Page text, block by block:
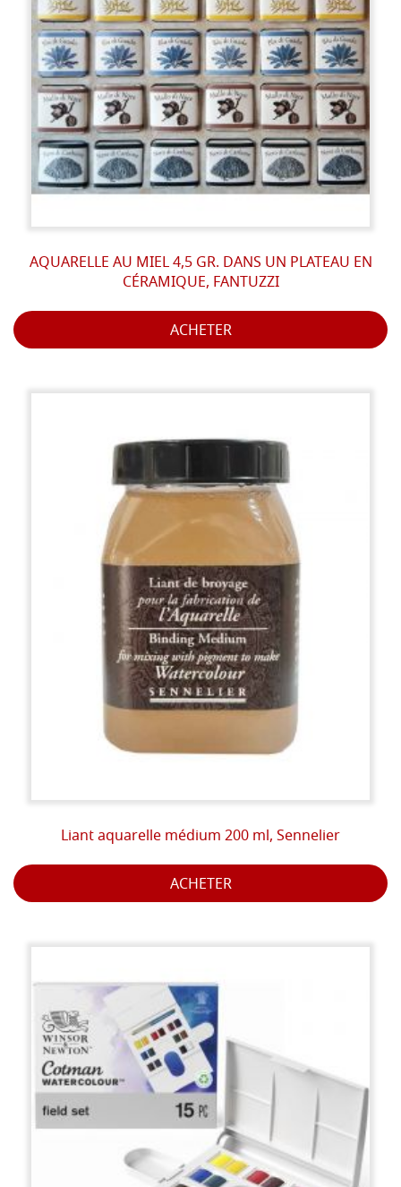
AQUARELLE AU MIEL 4,5 GR. DANS UN PLATEAU EN
CÉRAMIQUE, FANTUZZI
ACHETER
Liant aquarelle médium 200 ml, Sennelier
ACHETER